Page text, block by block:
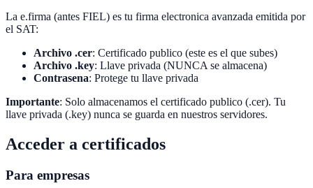
La e.firma (antes FIEL) es tu firma electronica avanzada emitida por
el SAT:
Archivo .cer: Certificado publico (este es el que subes)
Archivo .key: Llave privada (NUNCA se almacena)
Contrasena: Protege tu llave privada
Importante: Solo almacenamos el certificado publico (.cer). Tu
llave privada (.key) nunca se guarda en nuestros servidores.
Acceder a certificados
Para empresas